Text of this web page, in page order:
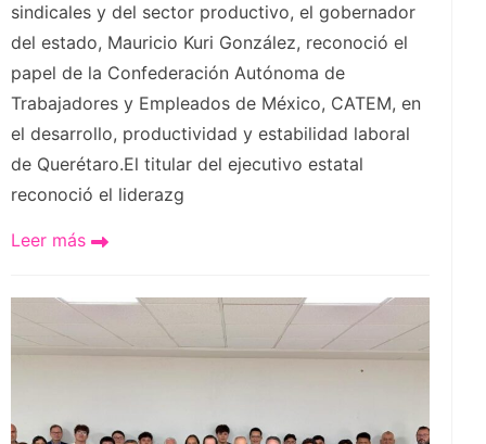
sindicales y del sector productivo, el gobernador
del estado, Mauricio Kuri González, reconoció el
papel de la Confederación Autónoma de
Trabajadores y Empleados de México, CATEM, en
el desarrollo, productividad y estabilidad laboral
de Querétaro.El titular del ejecutivo estatal
reconoció el liderazg
Leer más